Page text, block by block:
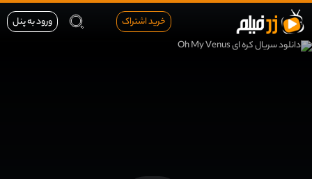
خرید اشتراک ورود به پنل